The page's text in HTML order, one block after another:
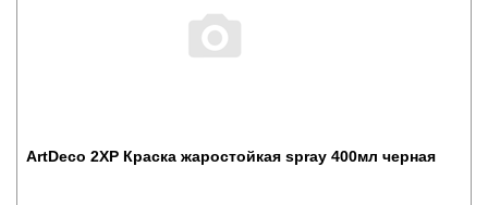
ArtDeco 2XP Краска жаростойкая spray 400мл черная